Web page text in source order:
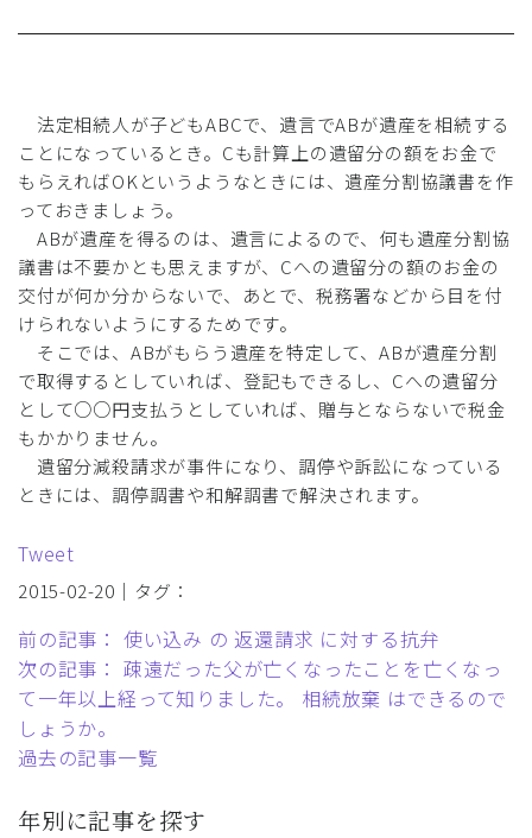
法定相続人が子どもABCで、遺言でABが遺産を相続する
ことになっているとき。Cも計算上の遺留分の額をお金で
もらえればOKというようなときには、遺産分割協議書を作
っておきましょう。
ABが遺産を得るのは、遺言によるので、何も遺産分割協
議書は不要かとも思えますが、Cへの遺留分の額のお金の
交付が何か分からないで、あとで、税務署などから目を付
けられないようにするためです。
そこでは、ABがもらう遺産を特定して、ABが遺産分割
で取得するとしていれば、登記もできるし、Cへの遺留分
として○○円支払うとしていれば、贈与とならないで税金
もかかりません。
遺留分減殺請求が事件になり、調停や訴訟になっている
ときには、調停調書や和解調書で解決されます。
Tweet
2015-02-20｜タグ：
前の記事： 使い込み の 返還請求 に対する抗弁
次の記事： 疎遠だった父が亡くなったことを亡くなっ
て一年以上経って知りました。 相続放棄 はできるので
しょうか。
過去の記事一覧
年別に記事を探す